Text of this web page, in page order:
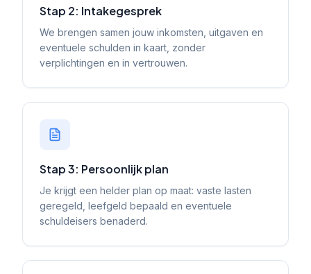
Stap 2: Intakegesprek
We brengen samen jouw inkomsten, uitgaven en
eventuele schulden in kaart, zonder
verplichtingen en in vertrouwen.
Stap 3: Persoonlijk plan
Je krijgt een helder plan op maat: vaste lasten
geregeld, leefgeld bepaald en eventuele
schuldeisers benaderd.